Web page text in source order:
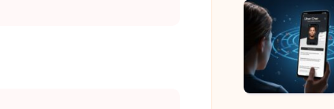
Uber
One
Polémique
Sur